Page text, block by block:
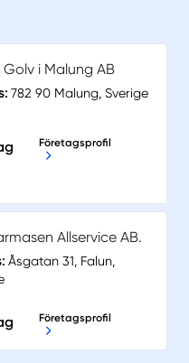
Golv i Malung AB
782 90 Malung, Sverige
Företagsprofil
Allservice AB.
Åsgatan 31, Falun,
Företagsprofil